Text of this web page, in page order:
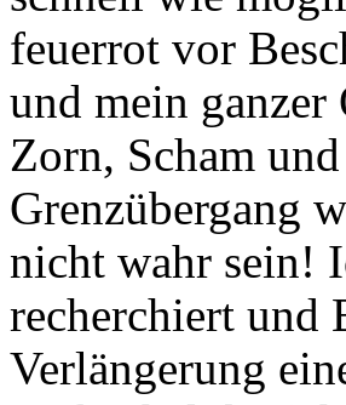
feuerrot vor
und mein ganzer
Zorn, Scham
Grenzübergang
nicht wahr sein!
recherchiert und
Verlängerung